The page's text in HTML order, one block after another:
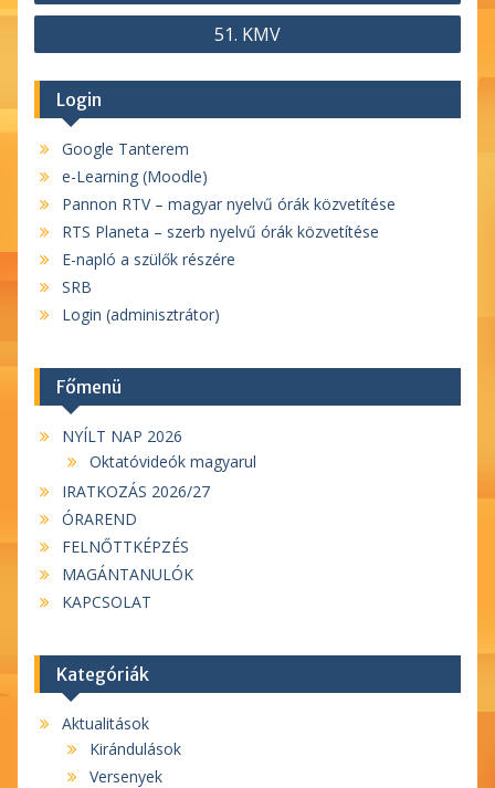
51. KMV
Login
Google Tanterem
e-Learning (Moodle)
Pannon RTV – magyar nyelvű órák közvetítése
RTS Planeta – szerb nyelvű órák közvetítése
E-napló a szülők részére
SRB
Login (adminisztrátor)
Főmenü
NYÍLT NAP 2026
Oktatóvideók magyarul
IRATKOZÁS 2026/27
ÓRAREND
FELNŐTTKÉPZÉS
MAGÁNTANULÓK
KAPCSOLAT
Kategóriák
Aktualitások
Kirándulások
Versenyek